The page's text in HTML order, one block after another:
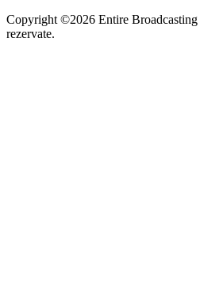
Copyright ©2026 Entire
rezervate.